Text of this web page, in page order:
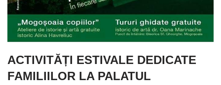
ACTIVITĂȚI ESTIVALE DEDICATE
FAMILIILOR LA PALATUL